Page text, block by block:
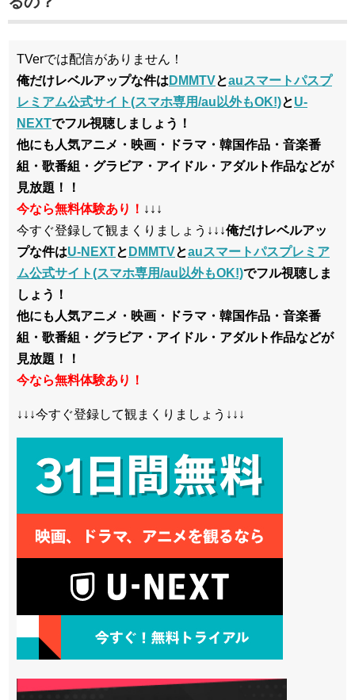
TVerでは配信がありません！
俺だけレベルアップな件は DMMTVとauスマートパスプ
レミアム公式サイト(スマホ専用/au以外もOK!)とU-
NEXTでフル視聴しましょう！
他にも人気アニメ・映画・ドラマ・韓国作品・音楽番
組・歌番組・グラビア・アイドル・アダルト作品などが
見放題！！
今なら無料体験あり！ ↓↓↓
今すぐ登録して観まくりましょう↓↓↓俺だけレベルアッ
プな件はU-NEXTと DMMTVとauスマートパスプレミア
ム公式サイト(スマホ専用/au以外もOK!)でフル視聴しま
しょう！
他にも人気アニメ・映画・ドラマ・韓国作品・音楽番
組・歌番組・グラビア・アイドル・アダルト作品などが
見放題！！
今なら無料体験あり！
↓↓↓今すぐ登録して観まくりましょう↓↓↓